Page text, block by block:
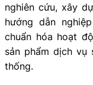
nghiên cứu, xây
hướng dẫn
chuẩn hóa hoạt
sản phẩm dịch
thống.